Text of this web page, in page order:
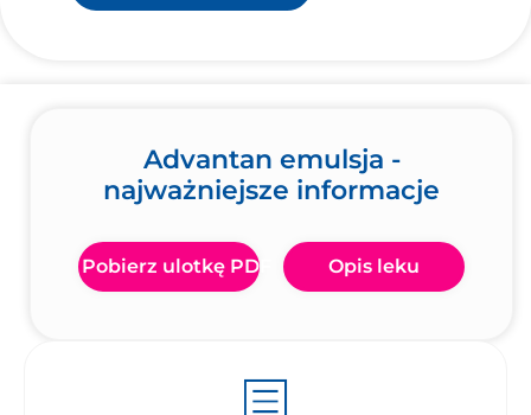
Advantan emulsja -
najważniejsze informacje
Pobierz ulotkę PDF Opis leku